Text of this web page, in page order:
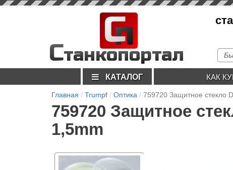
п
С
Станкопортал
КАТАЛОГ КАК
Главная Trumpf Оптика 759720 Защитное стекло
759720 Защитное
1,5mm